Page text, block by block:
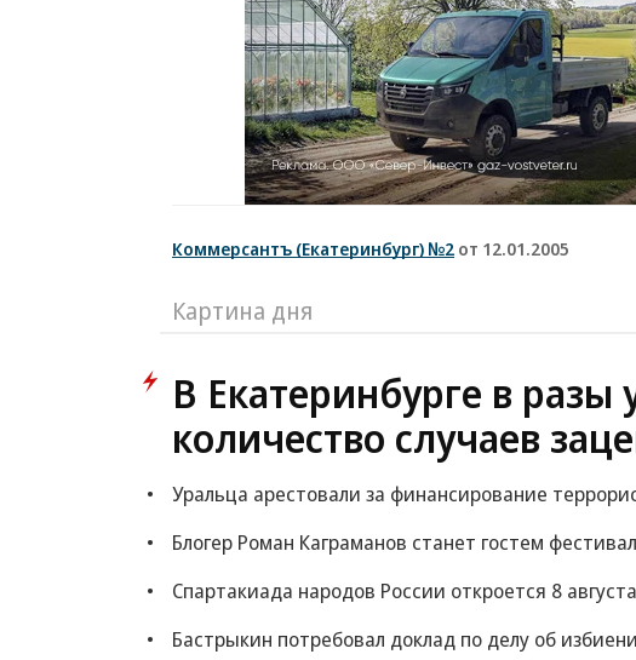
Коммерсантъ (Екатеринбург) №2 от 12.01.2005
Картина дня
В Екатеринбурге в разы
количество случаев
Уральца арестовали за финансирование
Блогер Роман Каграманов станет гостем
Спартакиада народов России откроется 8
Бастрыкин потребовал доклад по делу об